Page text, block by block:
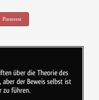
Pinterest